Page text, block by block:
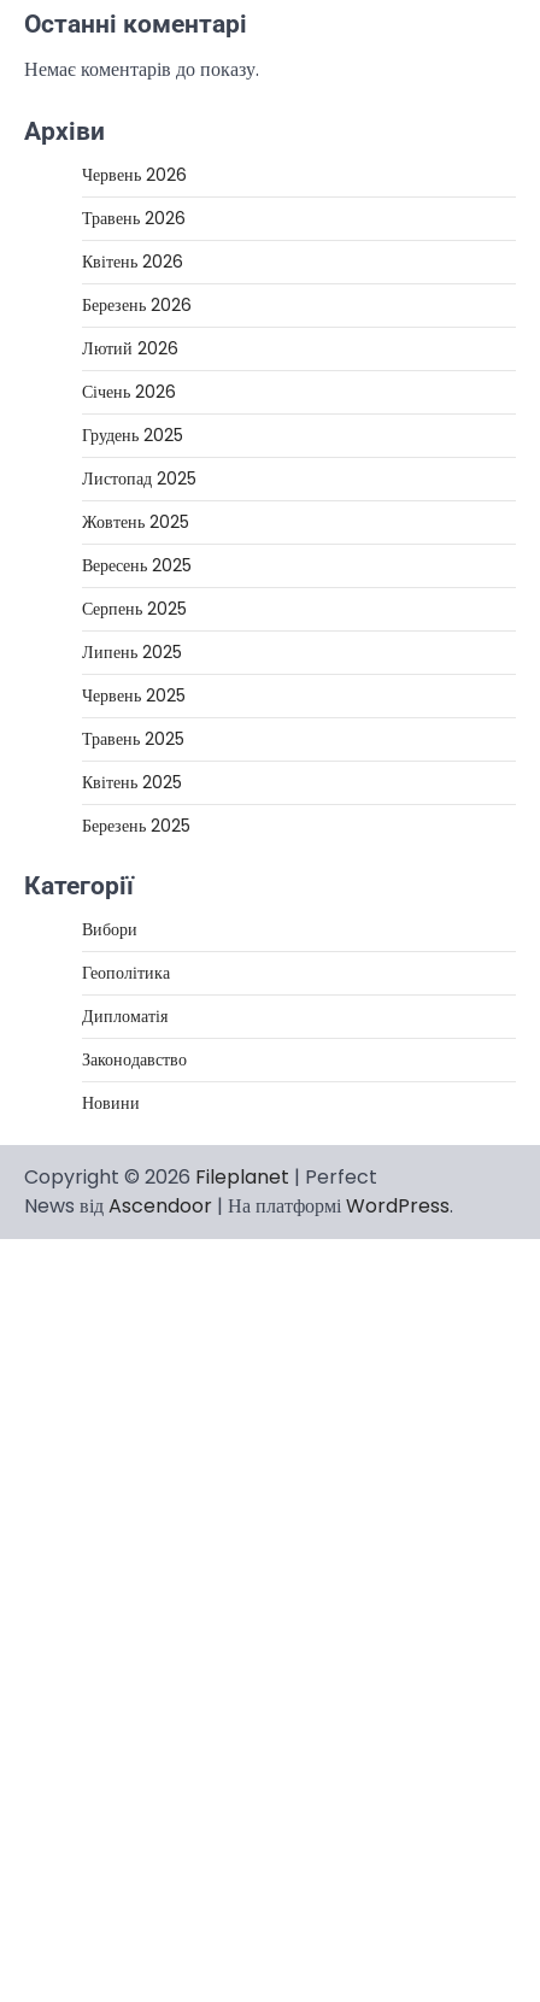
Останні коментарі
Немає коментарів до показу.
Архіви
Червень 2026
Травень 2026
Квітень 2026
Березень 2026
Лютий 2026
Січень 2026
Грудень 2025
Листопад 2025
Жовтень 2025
Вересень 2025
Серпень 2025
Липень 2025
Червень 2025
Травень 2025
Квітень 2025
Березень 2025
Категорії
Вибори
Геополітика
Дипломатія
Законодавство
Новини
Copyright © 2026 Fileplanet | Perfect
News відAscendoor | На платформіWordPress.